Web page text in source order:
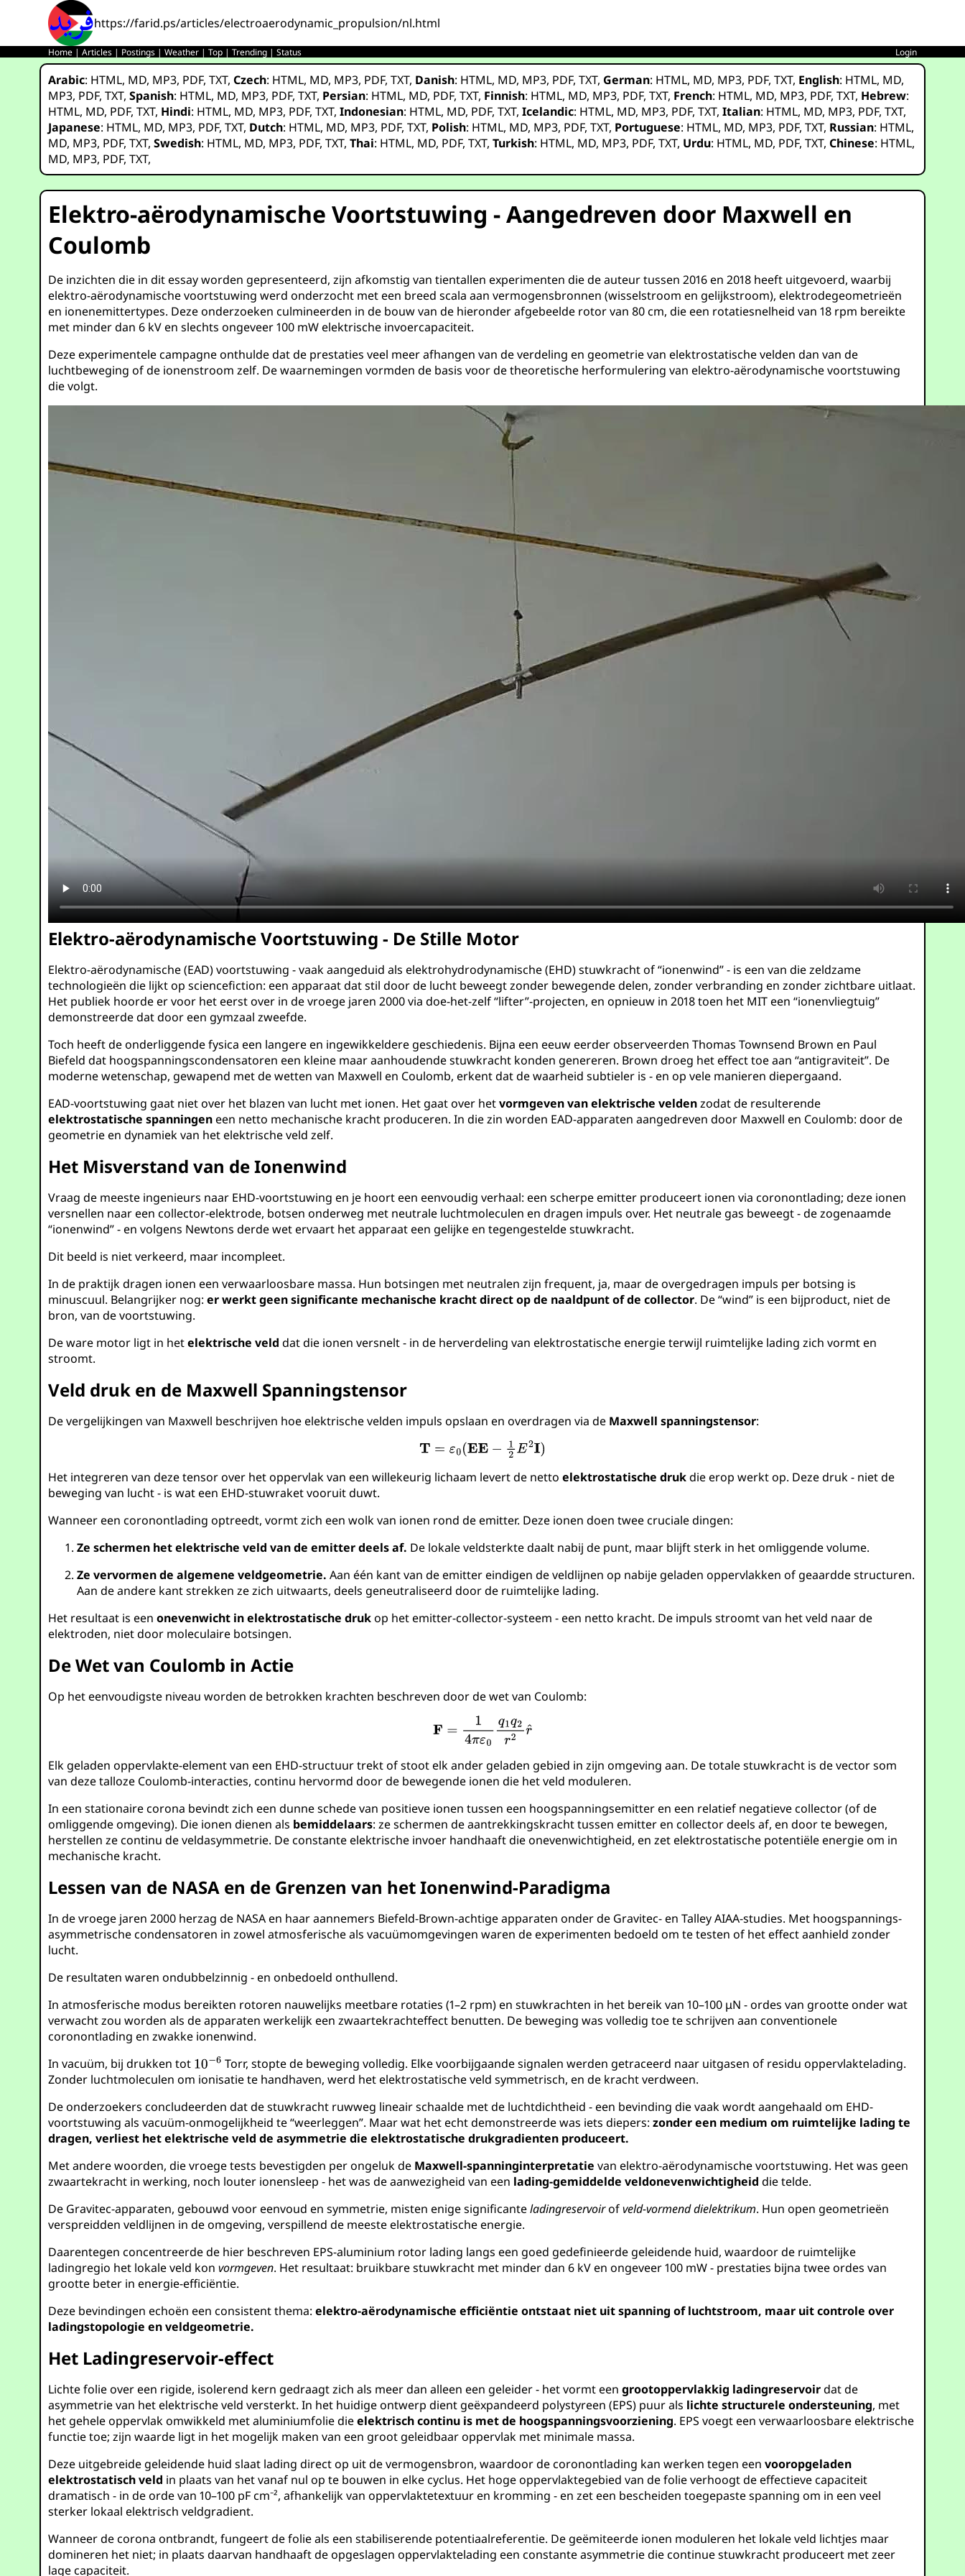
https://farid.ps/articles/electroaerodynamic_propulsion/nl.html
Home |Articles | Postings |Weather |Top |Trending |Status Login
Arabic: HTML, MD, MP3, PDF,TXT,Czech: HTML, MD, MP3, PDF,TXT, Danish: HTML, MD, MP3, PDF,TXT, German: HTML, MD, MP3, PDF,TXT, English: HTML, MD,
MP3, PDF,TXT,Spanish: HTML, MD, MP3, PDF,TXT, Persian: HTML, MD, PDF,TXT, Finnish: HTML, MD, MP3, PDF,TXT, French: HTML, MD, MP3, PDF,TXT, Hebrew:
HTML, MD, PDF,TXT, Hindi: HTML, MD, MP3, PDF,TXT,Indonesian: HTML, MD, PDF,TXT,Icelandic: HTML, MD, MP3, PDF,TXT,Italian: HTML, MD, MP3, PDF,TXT,
Japanese: HTML, MD, MP3, PDF,TXT, Dutch: HTML, MD, MP3, PDF,TXT, Polish: HTML, MD, MP3, PDF,TXT, Portuguese: HTML, MD, MP3, PDF,TXT, Russian: HTML,
MD, MP3, PDF,TXT,Swedish: HTML, MD, MP3, PDF,TXT,Thai: HTML, MD, PDF,TXT,Turkish: HTML, MD, MP3, PDF,TXT, Urdu: HTML, MD, PDF,TXT,Chinese: HTML,
MD, MP3, PDF,TXT,
Elektro-aërodynamische Voortstuwing - Aangedreven door Maxwell en
Coulomb
De inzichten die in dit essay worden gepresenteerd, zijn afkomstig van tientallen experimenten die de auteur tussen 2016 en 2018 heeft uitgevoerd, waarbij
elektro-aërodynamische voortstuwing werd onderzocht met een breed scala aan vermogensbronnen (wisselstroom en gelijkstroom), elektrodegeometrieën
en ionenemittertypes. Deze onderzoeken culmineerden in de bouw van de hieronder afgebeelde rotor van 80 cm, die een rotatiesnelheid van 18 rpm bereikte
met minder dan 6 kV en slechts ongeveer 100 mW elektrische invoercapaciteit.
Deze experimentele campagne onthulde dat de prestaties veel meer afhangen van de verdeling en geometrie van elektrostatische velden dan van de
luchtbeweging of de ionenstroom zelf. De waarnemingen vormden de basis voor de theoretische herformulering van elektro-aërodynamische voortstuwing
die volgt.
Elektro-aërodynamische Voortstuwing - De Stille Motor
Elektro-aërodynamische (EAD) voortstuwing - vaak aangeduid als elektrohydrodynamische (EHD) stuwkracht of “ionenwind” - is een van die zeldzame
technologieën die lijkt op sciencefiction: een apparaat dat stil door de lucht beweegt zonder bewegende delen, zonder verbranding en zonder zichtbare uitlaat.
Het publiek hoorde er voor het eerst over in de vroege jaren 2000 via doe-het-zelf “lifter”-projecten, en opnieuw in 2018 toen het MIT een “ionenvliegtuig”
demonstreerde dat door een gymzaal zweefde.
Toch heeft de onderliggende fysica een langere en ingewikkeldere geschiedenis. Bijna een eeuw eerder observeerden Thomas Townsend Brown en Paul
Biefeld dat hoogspanningscondensatoren een kleine maar aanhoudende stuwkracht konden genereren. Brown droeg het effect toe aan “antigraviteit”. De
moderne wetenschap, gewapend met de wetten van Maxwell en Coulomb, erkent dat de waarheid subtieler is - en op vele manieren diepergaand.
EAD-voortstuwing gaat niet over het blazen van lucht met ionen. Het gaat over hetvormgeven van elektrische veldenzodat de resulterende
elektrostatische spanningeneen netto mechanische kracht produceren. In die zin worden EAD-apparaten aangedreven door Maxwell en Coulomb: door de
geometrie en dynamiek van het elektrische veld zelf.
Het Misverstand van de Ionenwind
Vraag de meeste ingenieurs naar EHD-voortstuwing en je hoort een eenvoudig verhaal: een scherpe emitter produceert ionen via coronontlading; deze ionen
versnellen naar een collector-elektrode, botsen onderweg met neutrale luchtmoleculen en dragen impuls over. Het neutrale gas beweegt - de zogenaamde
“ionenwind” - en volgens Newtons derde wet ervaart het apparaat een gelijke en tegengestelde stuwkracht.
Dit beeld is niet verkeerd, maar incompleet.
In de praktijk dragen ionen een verwaarloosbare massa. Hun botsingen met neutralen zijn frequent, ja, maar de overgedragen impuls per botsing is
minuscuul. Belangrijker nog:er werkt geen significante mechanische kracht direct op de naaldpunt of de collector. De “wind” is een bijproduct, niet de
bron, van de voortstuwing.
De ware motor ligt in hetelektrische veld dat die ionen versnelt - in de herverdeling van elektrostatische energie terwijl ruimtelijke lading zich vormt en
stroomt.
Veld druk en de Maxwell Spanningstensor
De vergelijkingen van Maxwell beschrijven hoe elektrische velden impuls opslaan en overdragen via de Maxwell spanningstensor:
Het integreren van deze tensor over het oppervlak van een willekeurig lichaam levert de nettoelektrostatische drukdie erop werkt op. Deze druk - niet de
beweging van lucht - is wat een EHD-stuwraket vooruit duwt.
Wanneer een coronontlading optreedt, vormt zich een wolk van ionen rond de emitter. Deze ionen doen twee cruciale dingen:
Ze schermen het elektrische veld van de emitter deels af. De lokale veldsterkte daalt nabij de punt, maar blijft sterk in het omliggende volume.
Ze vervormen de algemene veldgeometrie. Aan één kant van de emitter eindigen de veldlijnen op nabije geladen oppervlakken of geaardde structuren.
Aan de andere kant strekken ze zich uitwaarts, deels geneutraliseerd door de ruimtelijke lading.
Het resultaat is eenonevenwicht in elektrostatische drukop het emitter-collector-systeem - een netto kracht. De impuls stroomt van het veld naar de
elektroden, niet door moleculaire botsingen.
De Wet van Coulomb in Actie
Op het eenvoudigste niveau worden de betrokken krachten beschreven door de wet van Coulomb:
Elk geladen oppervlakte-element van een EHD-structuur trekt of stoot elk ander geladen gebied in zijn omgeving aan. De totale stuwkracht is de vector som
van deze talloze Coulomb-interacties, continu hervormd door de bewegende ionen die het veld moduleren.
In een stationaire corona bevindt zich een dunne schede van positieve ionen tussen een hoogspanningsemitter en een relatief negatieve collector (of de
omliggende omgeving). Die ionen dienen als bemiddelaars: ze schermen de aantrekkingskracht tussen emitter en collector deels af, en door te bewegen,
herstellen ze continu de veldasymmetrie. De constante elektrische invoer handhaaft die onevenwichtigheid, en zet elektrostatische potentiële energie om in
mechanische kracht.
Lessen van de NASA en de Grenzen van het Ionenwind-Paradigma
In de vroege jaren 2000 herzag de NASA en haar aannemers Biefeld-Brown-achtige apparaten onder de Gravitec- en Talley AIAA-studies. Met hoogspannings-
asymmetrische condensatoren in zowel atmosferische als vacuümomgevingen waren de experimenten bedoeld om te testen of het effect aanhield zonder
lucht.
De resultaten waren ondubbelzinnig - en onbedoeld onthullend.
In atmosferische modus bereikten rotoren nauwelijks meetbare rotaties (1–2 rpm) en stuwkrachten in het bereik van 10–100 μN - ordes van grootte onder wat
verwacht zou worden als de apparaten werkelijk een zwaartekrachteffect benutten. De beweging was volledig toe te schrijven aan conventionele
coronontlading en zwakke ionenwind.
In vacuüm, bij drukken tot
Torr, stopte de beweging volledig. Elke voorbijgaande signalen werden getraceerd naar uitgasen of residu oppervlaktelading.
Zonder luchtmoleculen om ionisatie te handhaven, werd het elektrostatische veld symmetrisch, en de kracht verdween.
De onderzoekers concludeerden dat de stuwkracht ruwweg lineair schaalde met de luchtdichtheid - een bevinding die vaak wordt aangehaald om EHD-
voortstuwing als vacuüm-onmogelijkheid te “weerleggen”. Maar wat het echt demonstreerde was iets diepers:zonder een medium om ruimtelijke lading te
dragen, verliest het elektrische veld de asymmetrie die elektrostatische drukgradienten produceert.
Met andere woorden, die vroege tests bevestigden per ongeluk de Maxwell-spanninginterpretatie van elektro-aërodynamische voortstuwing. Het was geen
zwaartekracht in werking, noch louter ionensleep - het was de aanwezigheid van een lading-gemiddelde veldonevenwichtigheid die telde.
De Gravitec-apparaten, gebouwd voor eenvoud en symmetrie, misten enige significanteladingreservoirofveld-vormend dielektrikum. Hun open geometrieën
verspreidden veldlijnen in de omgeving, verspillend de meeste elektrostatische energie.
Daarentegen concentreerde de hier beschreven EPS-aluminium rotor lading langs een goed gedefinieerde geleidende huid, waardoor de ruimtelijke
ladingregio het lokale veld konvormgeven. Het resultaat: bruikbare stuwkracht met minder dan 6 kV en ongeveer 100 mW - prestaties bijna twee ordes van
grootte beter in energie-efficiëntie.
Deze bevindingen echoën een consistent thema:elektro-aërodynamische efficiëntie ontstaat niet uit spanning of luchtstroom, maar uit controle over
ladingstopologie en veldgeometrie.
Het Ladingreservoir-effect
Lichte folie over een rigide, isolerend kern gedraagt zich als meer dan alleen een geleider - het vormt eengrootoppervlakkig ladingreservoirdat de
asymmetrie van het elektrische veld versterkt. In het huidige ontwerp dient geëxpandeerd polystyreen (EPS) puur als lichte structurele ondersteuning, met
het gehele oppervlak omwikkeld met aluminiumfolie dieelektrisch continu is met de hoogspanningsvoorziening. EPS voegt een verwaarloosbare elektrische
functie toe; zijn waarde ligt in het mogelijk maken van een groot geleidbaar oppervlak met minimale massa.
Deze uitgebreide geleidende huid slaat lading direct op uit de vermogensbron, waardoor de coronontlading kan werken tegen eenvooropgeladen
elektrostatisch veld in plaats van het vanaf nul op te bouwen in elke cyclus. Het hoge oppervlaktegebied van de folie verhoogt de effectieve capaciteit
dramatisch - in de orde van 10–100 pF cm⁻², afhankelijk van oppervlaktetextuur en kromming - en zet een bescheiden toegepaste spanning om in een veel
sterker lokaal elektrisch veldgradient.
Wanneer de corona ontbrandt, fungeert de folie als een stabiliserende potentiaalreferentie. De geëmiteerde ionen moduleren het lokale veld lichtjes maar
domineren het niet; in plaats daarvan handhaaft de opgeslagen oppervlaktelading een constante asymmetrie die continue stuwkracht produceert met zeer
lage capaciteit.